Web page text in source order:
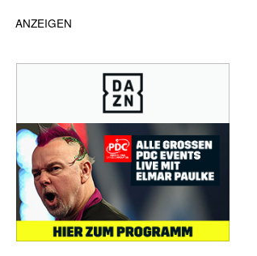
ANZEIGEN